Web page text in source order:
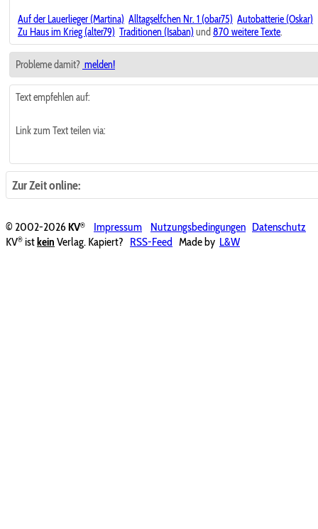
Auf der Lauerlieger (Martina) Alltagselfchen Nr. 1 (obar75) Autobatterie (Oskar)
Zu Haus im Krieg (alter79) Traditionen (Isaban) und 870 weitere Texte.
Probleme damit? melden!
Text empfehlen auf:
Link zum Text teilen via:
Zur Zeit online:
© 2002-2026KV® Impressum Nutzungsbedingungen Datenschutz
KV® ist kein Verlag. Kapiert? RSS-Feed Made by L&W